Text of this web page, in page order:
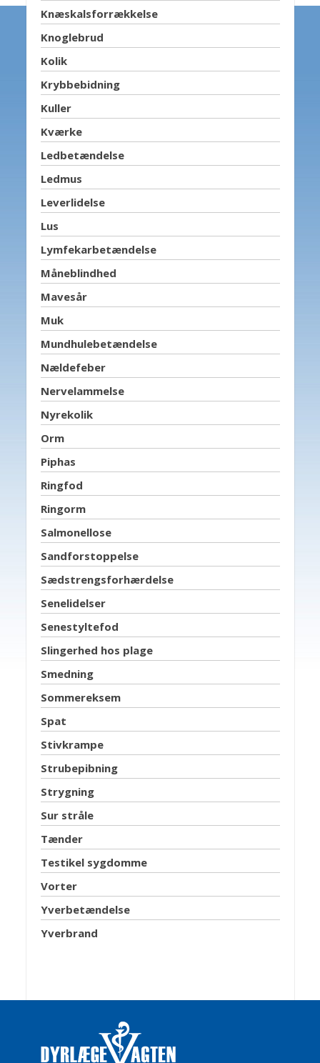
Knæskalsforrækkelse
Knoglebrud
Kolik
Krybbebidning
Kuller
Kværke
Ledbetændelse
Ledmus
Leverlidelse
Lus
Lymfekarbetændelse
Måneblindhed
Mavesår
Muk
Mundhulebetændelse
Nældefeber
Nervelammelse
Nyrekolik
Orm
Piphas
Ringfod
Ringorm
Salmonellose
Sandforstoppelse
Sædstrengsforhærdelse
Senelidelser
Senestyltefod
Slingerhed hos plage
Smedning
Sommereksem
Spat
Stivkrampe
Strubepibning
Strygning
Sur stråle
Tænder
Testikel sygdomme
Vorter
Yverbetændelse
Yverbrand